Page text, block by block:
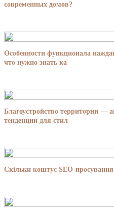
современных домов?
Особенности функционала
что нужно знать ка
Благоустройство территории —
тенденции для стил
Скільки коштує SEO-